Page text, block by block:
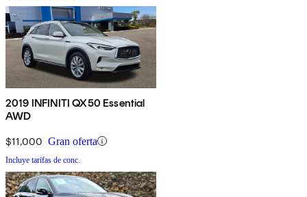
2019 INFINITI QX50 Essential
AWD
$11,000 Gran oferta
Incluye tarifas de conc.